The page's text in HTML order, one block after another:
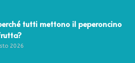
tutti mettono il peperoncino
2026